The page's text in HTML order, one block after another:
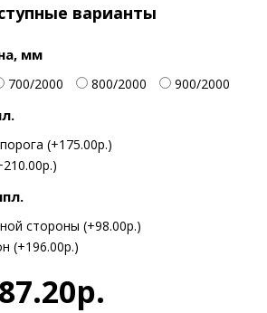
варианты
мм
700/2000 800/2000 900/2000
(+175.00р.)
стороны (+98.00р.)
(+196.00р.)